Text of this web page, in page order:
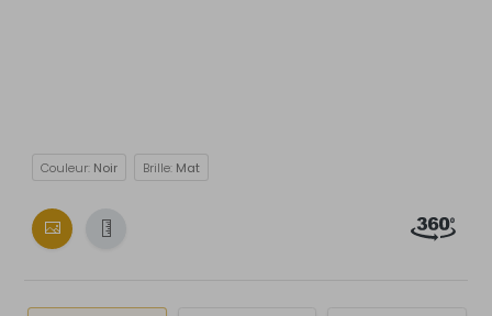
Couleur: Noir Brille: Mat